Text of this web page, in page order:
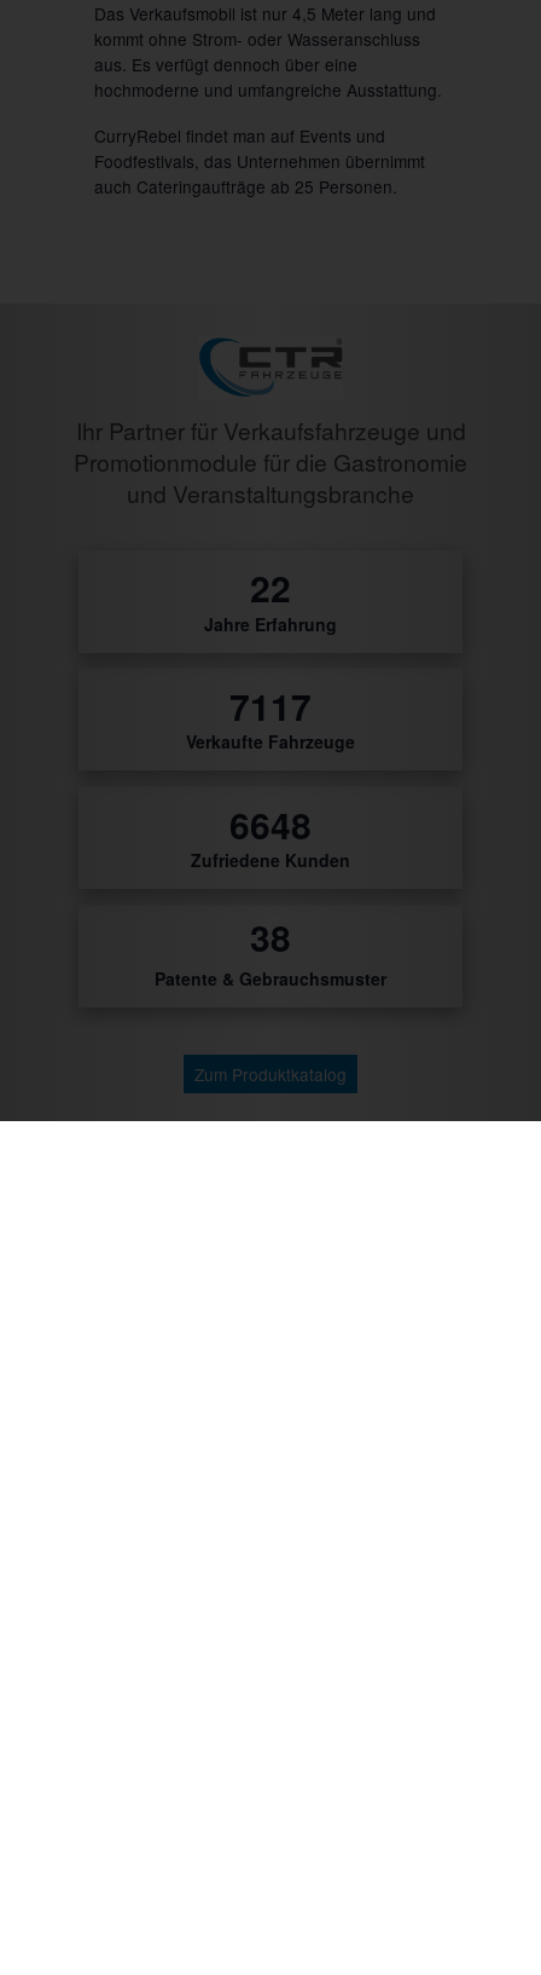
Das Verkaufsmobil ist nur 4,5 Meter lang und
kommt ohne Strom- oder Wasseranschluss
aus. Es verfügt dennoch über eine
hochmoderne und umfangreiche Ausstattung.
CurryRebel findet man auf Events und
Foodfestivals, das Unternehmen übernimmt
auch Cateringaufträge ab 25 Personen.
Ihr Partner für Verkaufsfahrzeuge und
Promotionmodule für die Gastronomie
und Veranstaltungsbranche
27
Jahre Erfahrung
8623
Verkaufte Fahrzeuge
8055
Zufriedene Kunden
46
Patente & Gebrauchsmuster
Zum Produktkatalog